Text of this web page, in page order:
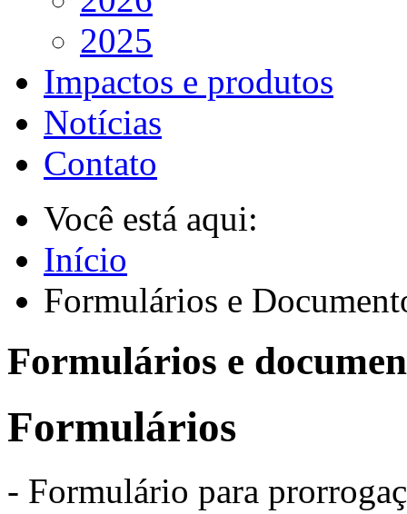
2025
Impactos e produtos
Notícias
Contato
Você está aqui:
Início
Formulários e
Formulários e
Formulários
- Formulário para